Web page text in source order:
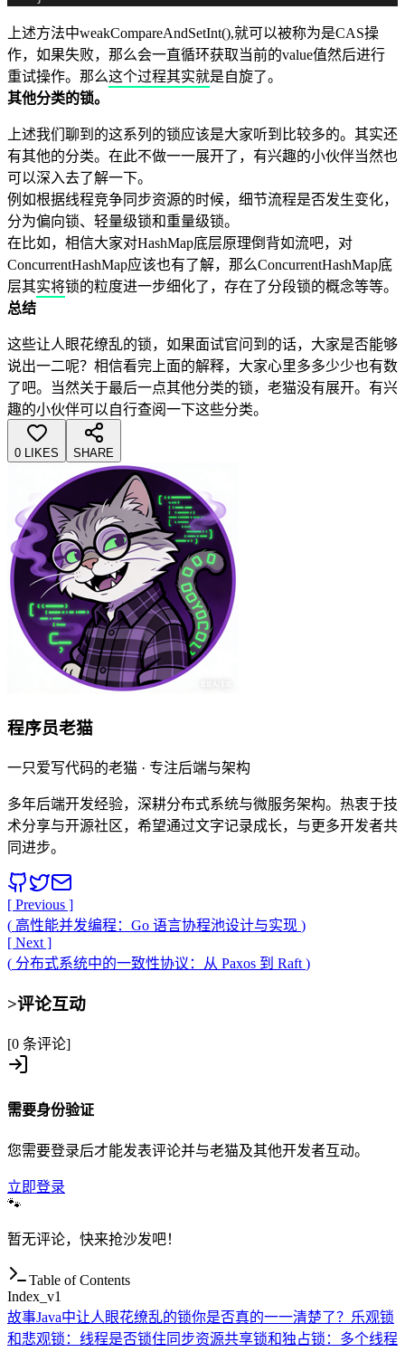
上述方法中weakCompareAndSetInt(),就可以被称为是CAS操
作，如果失败，那么会一直循环获取当前的value值然后进行
重试操作。那么这个过程其实就是自旋了。
其他分类的锁。
上述我们聊到的这系列的锁应该是大家听到比较多的。其实还
有其他的分类。在此不做一一展开了，有兴趣的小伙伴当然也
可以深入去了解一下。
例如根据线程竞争同步资源的时候，细节流程是否发生变化，
分为偏向锁、轻量级锁和重量级锁。
在比如，相信大家对HashMap底层原理倒背如流吧，对
ConcurrentHashMap应该也有了解，那么ConcurrentHashMap底
层其实将锁的粒度进一步细化了，存在了分段锁的概念等等。
总结
这些让人眼花缭乱的锁，如果面试官问到的话，大家是否能够
说出一二呢？相信看完上面的解释，大家心里多多少少也有数
了吧。当然关于最后一点其他分类的锁，老猫没有展开。有兴
趣的小伙伴可以自行查阅一下这些分类。
0 LIKES SHARE
程序员老猫
一只爱写代码的老猫 · 专注后端与架构
多年后端开发经验，深耕分布式系统与微服务架构。热衷于技
术分享与开源社区，希望通过文字记录成长，与更多开发者共
同进步。
[ Previous ]
( 高性能并发编程：Go 语言协程池设计与实现 )
[ Next ]
( 分布式系统中的一致性协议：从 Paxos 到 Raft )
>评论互动
[0 条评论]
需要身份验证
您需要登录后才能发表评论并与老猫及其他开发者互动。
立即登录
🐾
暂无评论，快来抢沙发吧！
Table of Contents
Index_v1
故事Java中让人眼花缭乱的锁你是否真的一一清楚了？ 乐观锁
和悲观锁：线程是否锁住同步资源共享锁和独占锁：多个线程